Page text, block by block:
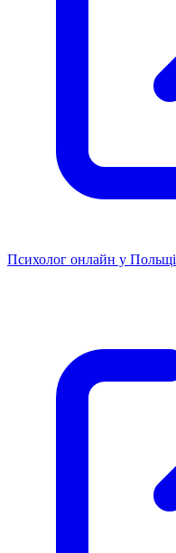
Психолог онлайн у Польщі